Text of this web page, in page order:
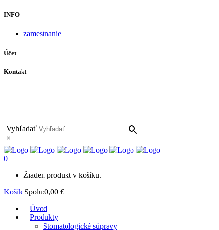
INFO
zamestnanie
Účet
Kontakt
Vyhľadať
×
0
Žiaden produkt v košíku.
Košík Spolu:0,00 €
Úvod
Produkty
Stomatologické súpravy